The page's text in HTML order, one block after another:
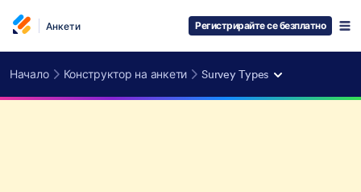
Анкети Регистрирайте се безплатно
Начало Конструктор на анкети Survey Types